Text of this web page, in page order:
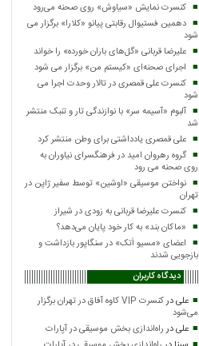
کنسرت‌ نمایش «سیاوش» روی صحنه می‌رود
دهمین فستیوال رقابتی پیانو «کلارا» برگزار می
شود
علیرضا قربانی «گل‌های باران خورده» را خواند
اجرای صحنه‌ای «کیستم من» برگزار می شود
کنسرت علی قمصری در تالار وحدت اجرا می
شود
آلبوم «آسیمه سر» با نوازندگی تار و تنبک منتشر
شد
علی قمصری یادداشتی برای وطن منتشر کرد
گروه رهروان امید در فرهنگسرای نیاوران به
روی صحنه می رود
نواختن موسیقی «اوشین» توسط سفیر ژاپن در
تهران
کنسرت علیرضا قربانی به زودی در شیراز
«ماکان بند» به کار خود پایان می‌دهد؟
اعضای «مسیو اَتک» در سنگاپور بازداشت و
بازجویی شدند
دیدگاه کاربران
علیدر
کنسرت VIP کاوه آفاق در تهران برگزار
می‌شود
علیدرراه‌اندازی بخش موسیقی در آپارات